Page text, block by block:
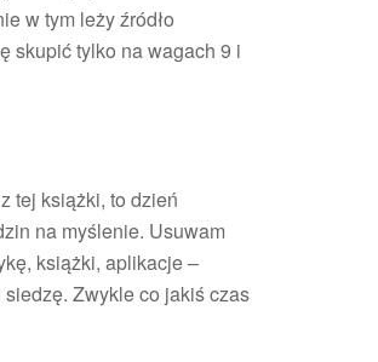
w tym leży źródło
skupić tylko na wagach 9 i
tej książki, to dzień
na myślenie. Usuwam
książki, aplikacje –
Zwykle co jakiś czas